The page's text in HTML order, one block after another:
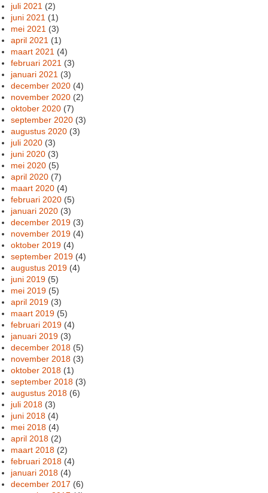
juli 2021 (2)
juni 2021 (1)
mei 2021 (3)
april 2021 (1)
maart 2021 (4)
februari 2021 (3)
januari 2021 (3)
december 2020 (4)
november 2020 (2)
oktober 2020 (7)
september 2020 (3)
augustus 2020 (3)
juli 2020 (3)
juni 2020 (3)
mei 2020 (5)
april 2020 (7)
maart 2020 (4)
februari 2020 (5)
januari 2020 (3)
december 2019 (3)
november 2019 (4)
oktober 2019 (4)
september 2019 (4)
augustus 2019 (4)
juni 2019 (5)
mei 2019 (5)
april 2019 (3)
maart 2019 (5)
februari 2019 (4)
januari 2019 (3)
december 2018 (5)
november 2018 (3)
oktober 2018 (1)
september 2018 (3)
augustus 2018 (6)
juli 2018 (3)
juni 2018 (4)
mei 2018 (4)
april 2018 (2)
maart 2018 (2)
februari 2018 (4)
januari 2018 (4)
december 2017 (6)